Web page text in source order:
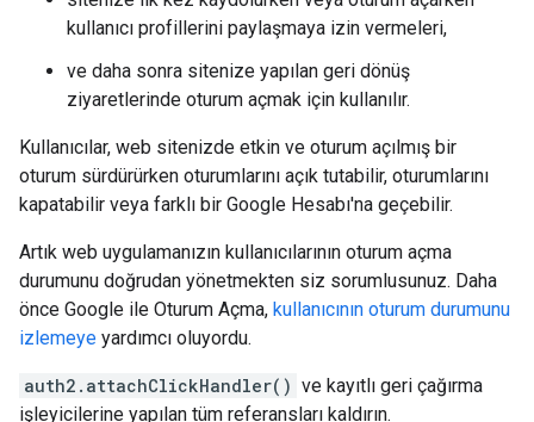
kullanıcı profillerini paylaşmaya izin vermeleri,
ve daha sonra sitenize yapılan geri dönüş
ziyaretlerinde oturum açmak için kullanılır.
Kullanıcılar, web sitenizde etkin ve oturum açılmış bir
oturum sürdürürken oturumlarını açık tutabilir, oturumlarını
kapatabilir veya farklı bir Google Hesabı'na geçebilir.
Artık web uygulamanızın kullanıcılarının oturum açma
durumunu doğrudan yönetmekten siz sorumlusunuz. Daha
önce Google ile Oturum Açma, kullanıcının oturum durumunu
izlemeye yardımcı oluyordu.
auth2.attachClickHandler() ve kayıtlı geri çağırma
işleyicilerine yapılan tüm referansları kaldırın.